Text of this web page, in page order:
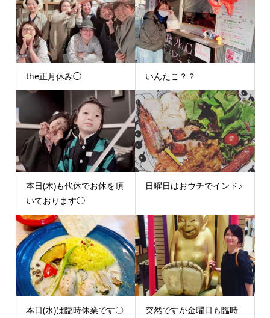
the正月休み◯ いんたこ？？
本日(木)も代休でお休を頂
いております◯
日曜日はおウチでインド♪
本日(水)は臨時休業です〇
突然ですが金曜日も臨時